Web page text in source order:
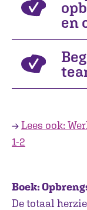
en
→Lees ook:
1-2
Boek:
De totaal